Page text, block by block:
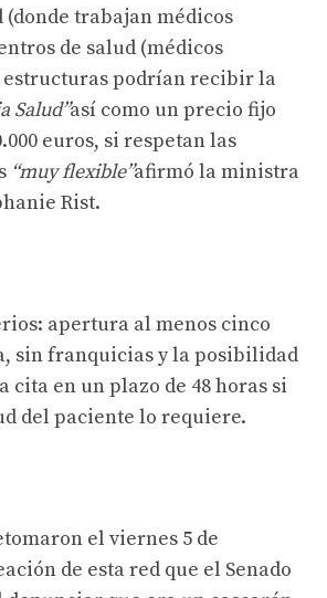
(donde trabajan médicos
de salud (médicos
estructuras podrían recibir la
Salud”así como un precio fijo
euros, si respetan las
“muy flexible”afirmó la ministra
Rist.
apertura al menos cinco
sin franquicias y la posibilidad
cita en un plazo de 48 horas si
del paciente lo requiere.
el viernes 5 de
de esta red que el Senado